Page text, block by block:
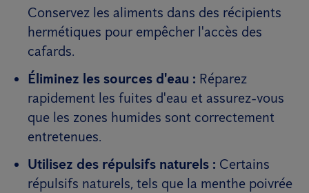
Conservez les aliments dans des récipients
hermétiques pour empêcher l'accès des
cafards.
Éliminez les sources d'eau : Réparez
rapidement les fuites d'eau et assurez-vous
que les zones humides sont correctement
entretenues.
Utilisez des répulsifs naturels : Certains
répulsifs naturels, tels que la menthe poivrée